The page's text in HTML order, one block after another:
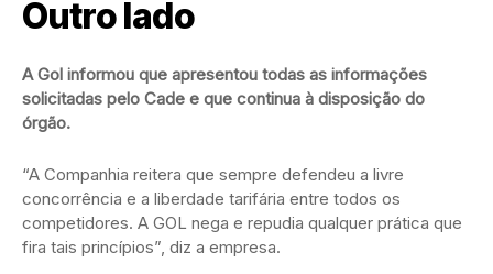
Outro lado
A Gol informou que apresentou todas as informações
solicitadas pelo Cade e que continua à disposição do
órgão.
“A Companhia reitera que sempre defendeu a livre
concorrência e a liberdade tarifária entre todos os
competidores. A GOL nega e repudia qualquer prática que
fira tais princípios”, diz a empresa.